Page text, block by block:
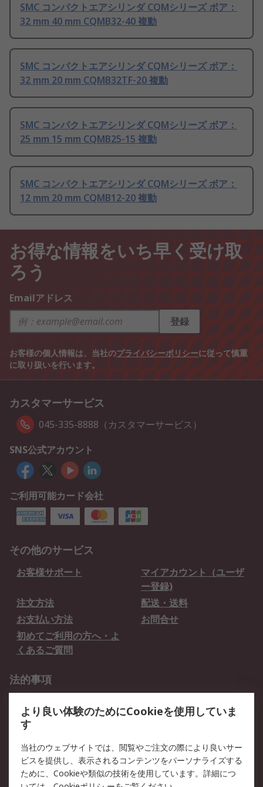
SMC コンパクトエアシリンダ CQMシリーズ ボア：
32 mm 40 mm CQMB32-40 複動
SMC コンパクトエアシリンダ CQMシリーズ ボア：
32 mm 20 mm CQMB32TF-20 複動
SMC コンパクトエアシリンダ CQMシリーズ ボア：
25 mm 15 mm CQMB25-15 複動
SMC コンパクトエアシリンダ CQMシリーズ ボア：
12 mm 20 mm CQMB12-20 複動
お得な情報をいち早く受け取
ろう
Emailアドレス
登録
お客様の個人情報は、当社のプライバシーポリシーに従って慎重
に取り扱いを行います。
カスタマーサービス
045-335-8888（カスタマーサービス）
SNS公式アカウント
ご利用可能カード会社
その他のサービス
お客様サポート
マイアカウント（ユーザ
ー登録)
注文方法
配送・送料
お支払い方法
お問合せ
初めてご利用の方へ・よ
くあるご質問
法的事項
クッキーポリシー
RSについて
会社概要
採用情報
より良い体験のためにCookieを使用していま
す
当社のウェブサイトでは、閲覧やご注文の際により良いサー
ビスを提供し、表示されるコンテンツをパーソナライズする
ために、Cookieや類似の技術を使用しています。詳細につ